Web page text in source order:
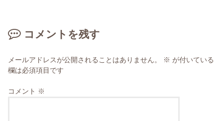
コメントを残す
メールアドレスが公開されることはありません。 ※ が付いている
欄は必須項目です
コメント ※